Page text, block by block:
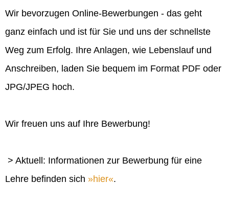
Wir bevorzugen Online-Bewerbungen - das geht
ganz einfach und ist für Sie und uns der schnellste
Weg zum Erfolg. Ihre Anlagen, wie Lebenslauf und
Anschreiben, laden Sie bequem im Format PDF oder
JPG/JPEG hoch.
Wir freuen uns auf Ihre Bewerbung!
> Aktuell: Informationen zur Bewerbung für eine
Lehre befinden sich
hier .